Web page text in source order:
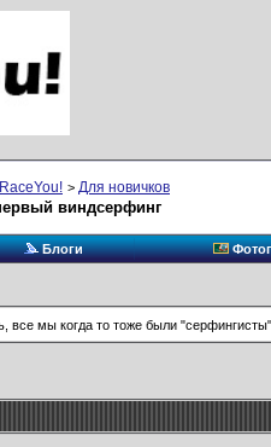
RaceYou! > Для новичков
виндсерфинг
Блоги
все мы когда то тоже были